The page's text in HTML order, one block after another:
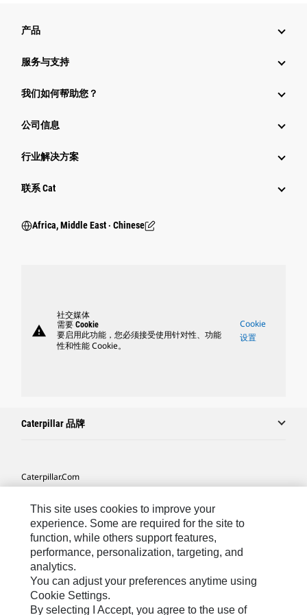
产品
服务与支持
我们如何帮助您？
公司信息
行业解决方案
行业
联系 Cat
Africa, Middle East ‧ Chinese
warning
社交媒体
需要 Cookie
要启用此功能，您必须接受使用针对性、功能
性和性能 Cookie。
Cookie
设置
Caterpillar 品牌
Caterpillar.com
我的营销首选项
站点地图
Cookie Settings
法律
隐私
This site uses cookies to improve your
experience. Some are required for the site to
function, while others support features,
performance, personalization, targeting, and
analytics.
You can adjust your preferences anytime using
Cookie Settings.
By selecting I Accept, you agree to the use of